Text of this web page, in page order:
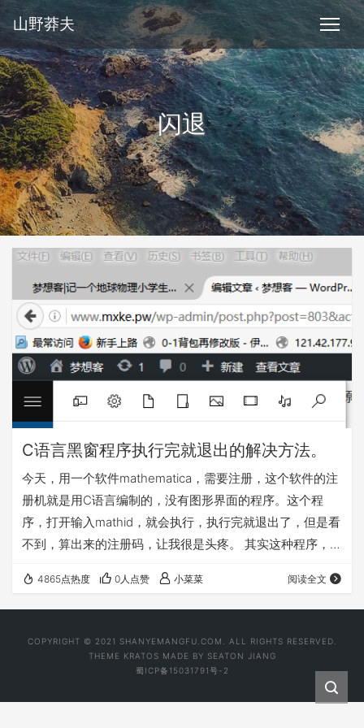
山野莽夫
闪退
C语言黑窗程序执行完就退出的解决方法。
今天，用一个软件mathematica，需要注册，这个软件的注
册机就是用C语言编制的，没有图形界面的程序。这个程
序，打开输入mathid，就会执行，执行完就退出了，但是看
不到，算出来的注册码，让我很是头疼。 其实这种程序，在
1.getch(); //读取一个字符输入 这样就可以看到结果了 当你
按下键盘上任意字符时就会结束 2.system("pause"); //试试
办呢？ 我们需要用到windows系统中的cmd…
4865点热度 0人点赞 小菜菜 阅读全文
COPYRIGHT © 2021 SHANYEMANGFU.COM. ALL RIGHTS RESERVED.
THEME KRATOS MADE BY SEATON JIANG
蜀ICP备15031791号-2